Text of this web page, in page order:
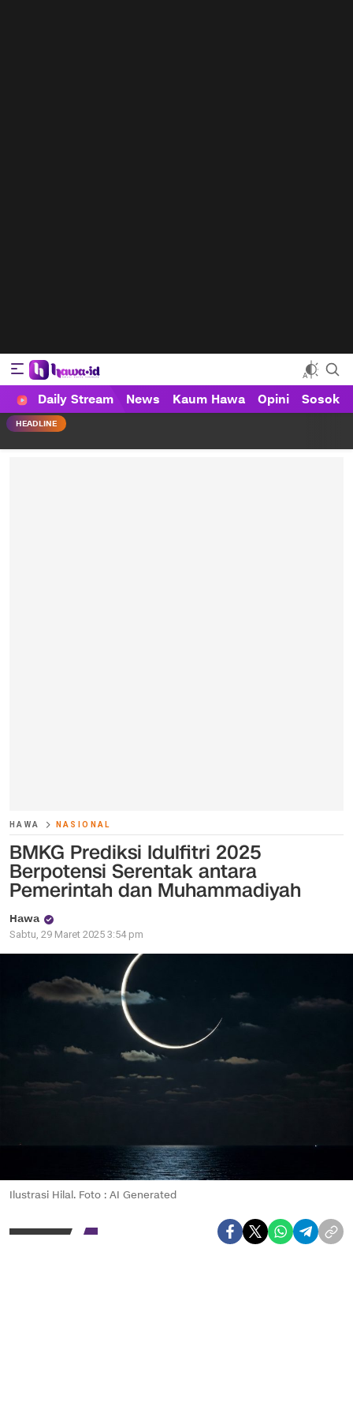
HAWA
Haluan Wanita Indonesia
Daily Stream News Kaum Hawa Opini Sosok
HEADLINE
HAWA NASIONAL
BMKG Prediksi Idulfitri 2025
Berpotensi Serentak antara
Pemerintah dan Muhammadiyah
Hawa
Sabtu, 29 Maret 2025 3:54 pm
Ilustrasi Hilal. Foto : AI Generated